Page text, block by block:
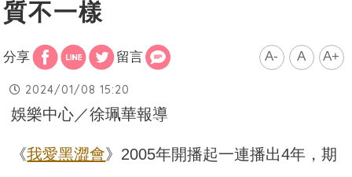
質不一樣
分享 留言 A- A A+
2024/01/08 15:20
娛樂中心／徐珮華報導
《我愛黑澀會》2005年開播起一連播出4年，期